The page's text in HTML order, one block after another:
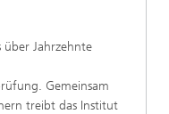
über Jahrzehnte
Gemeinsam
treibt das Institut